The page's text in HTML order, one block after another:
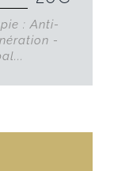
: Anti-
-